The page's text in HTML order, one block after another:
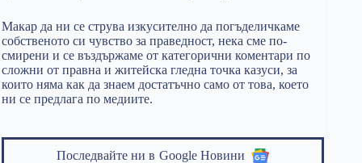
Макар да ни се струва изкусително да погъделичкаме
собственото си чувство за праведност, нека сме по-
смирени и се въздържаме от категорични коментари по
сложни от правна и житейска гледна точка казуси, за
които няма как да знаем достатъчно само от това, което
ни се предлага по медиите.
Последвайте ни в Google Новини